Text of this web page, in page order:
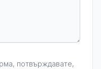
потвърждавате,